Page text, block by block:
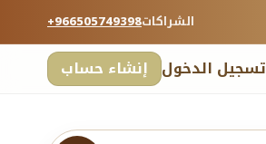
+966505749398الشراكات
تسجيل الدخول إنشاء حساب